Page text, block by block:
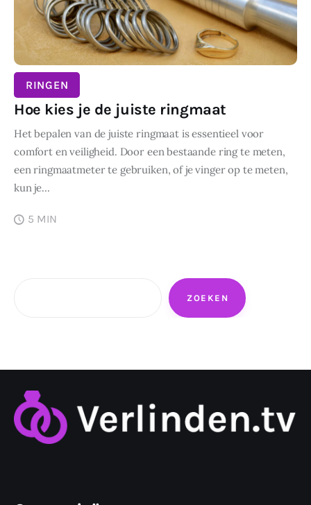
RINGEN
Hoe kies je de juiste ringmaat
Het bepalen van de juiste ringmaat is essentieel voor
comfort en veiligheid. Door een bestaande ring te meten,
een ringmaatmeter te gebruiken, of je vinger op te meten,
kun je…
5 MIN
ZOEKEN